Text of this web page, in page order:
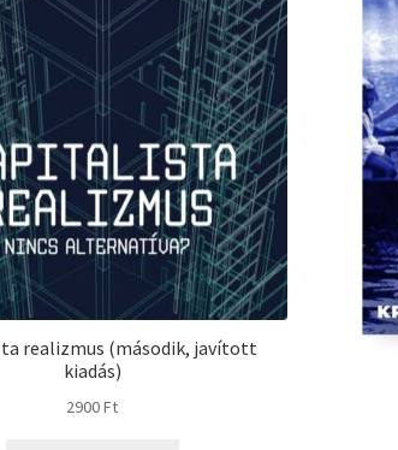
realizmus (második, javított
kiadás)
2900Ft